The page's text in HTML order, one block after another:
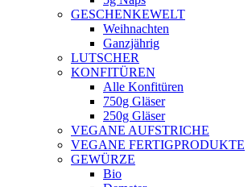
GESCHENKEWELT
Weihnachten
Ganzjährig
LUTSCHER
KONFITÜREN
Alle Konfitüren
750g Gläser
250g Gläser
VEGANE AUFSTRICHE
VEGANE FERTIGPRODUKTE
GEWÜRZE
Bio